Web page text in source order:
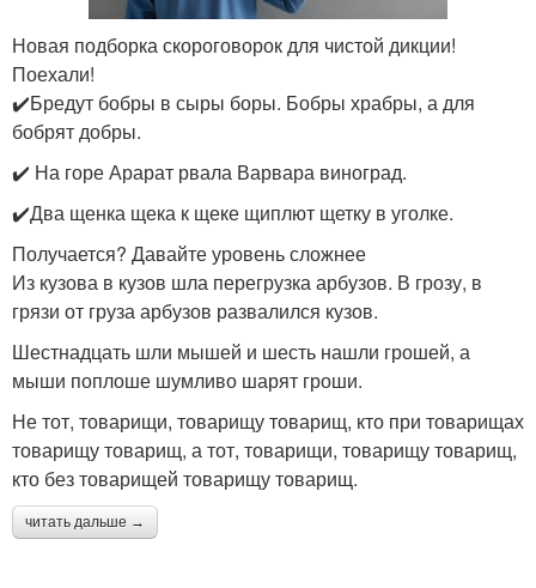
Новая подборка скороговорок для чистой дикции!
Поехали!
✔️Бредут бобры в сыры боры. Бобры храбры, а для
бобрят добры.
✔️ На горе Арарат рвала Варвара виноград.
✔️Два щенка щека к щеке щиплют щетку в уголке.
Получается? Давайте уровень сложнее
Из кузова в кузов шла перегрузка арбузов. В грозу, в
грязи от груза арбузов развалился кузов.
Шестнадцать шли мышей и шесть нашли грошей, а
мыши поплоше шумливо шарят гроши.
Не тот, товарищи, товарищу товарищ, кто при товарищах
товарищу товарищ, а тот, товарищи, товарищу товарищ,
кто без товарищей товарищу товарищ.
читать дальше →